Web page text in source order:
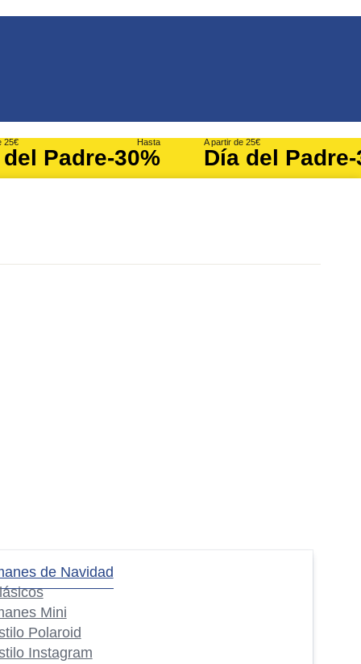
25€
Padre
Hasta
-30%
A partir de 25€
Día del Padre
de Navidad
Mini
Polaroid
Instagram